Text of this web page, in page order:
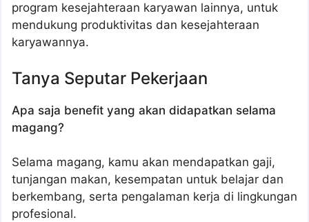
program kesejahteraan karyawan lainnya, untuk
mendukung produktivitas dan kesejahteraan
karyawannya.
Tanya Seputar Pekerjaan
Apa saja benefit yang akan didapatkan selama
magang?
Selama magang, kamu akan mendapatkan gaji,
tunjangan makan, kesempatan untuk belajar dan
berkembang, serta pengalaman kerja di lingkungan
profesional.